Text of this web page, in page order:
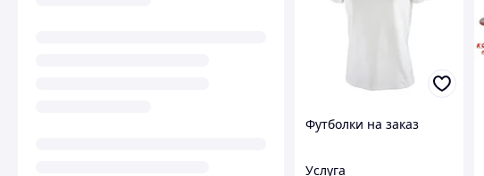
Футболки на заказ
Услуга